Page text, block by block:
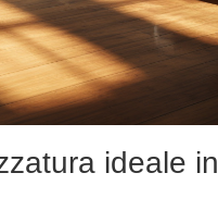
ideale in